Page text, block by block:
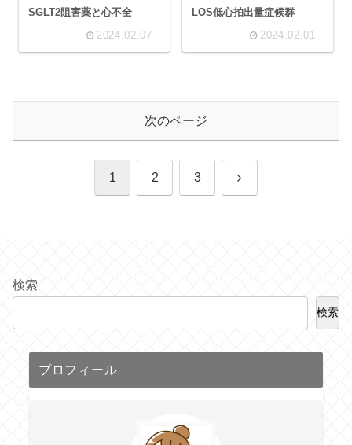
SGLT2阻害薬と心不全
2024.02.07
LOS低心拍出量症候群
2024.02.01
次のページ
1 2 3 次
検索
検索
プロフィール